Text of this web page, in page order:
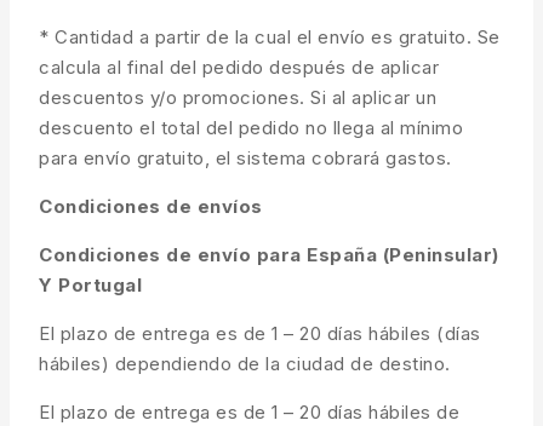
* Cantidad a partir de la cual el envío es gratuito. Se
calcula al final del pedido después de aplicar
descuentos y/o promociones. Si al aplicar un
descuento el total del pedido no llega al mínimo
para envío gratuito, el sistema cobrará gastos.
Condiciones de envíos
Condiciones de envío para España (Peninsular)
Y Portugal
El plazo de entrega es de 1 – 20 días hábiles (días
hábiles) dependiendo de la ciudad de destino.
El plazo de entrega es de 1 – 20 días hábiles de